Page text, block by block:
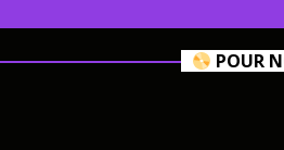
POUR